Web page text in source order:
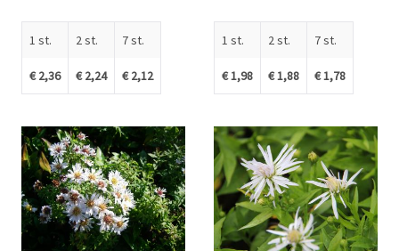
1 st.
€ 2,36
2 st.
€ 2,24
7 st.
€ 2,12
1 st.
€ 1,98
2 st.
€ 1,88
7 st.
€ 1,78